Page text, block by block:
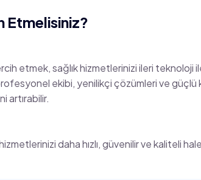
Etmelisiniz?
etmek, sağlık hizmetlerinizi ileri
ekibi, yenilikçi çözümleri ve güçlü
artırabilir.
daha hızlı, güvenilir ve kaliteli